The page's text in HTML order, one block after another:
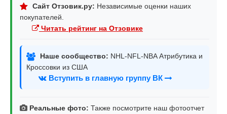
Сайт Отзовик.ру: Независимые оценки наших
покупателей.
Читать рейтинг на Отзовике
Наше сообщество: NHL-NFL-NBA Атрибутика и
Кроссовки из США
Вступить в главную группу ВК
Реальные фото: Также посмотрите наш фотоотчет